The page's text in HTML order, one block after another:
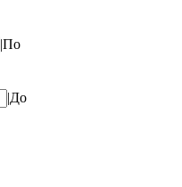
|По
|До